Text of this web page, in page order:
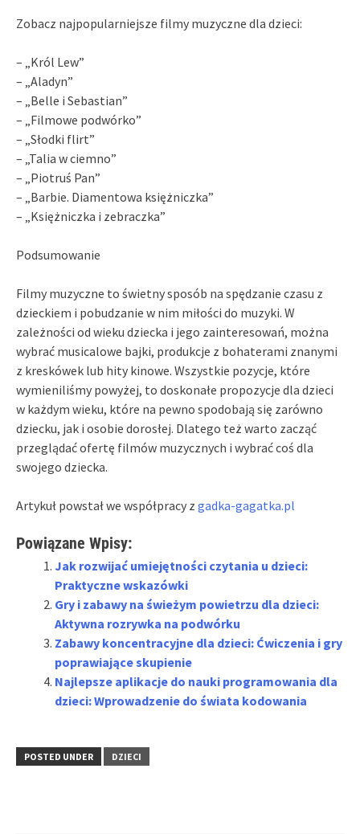
Zobacz najpopularniejsze filmy muzyczne dla dzieci:
– „Król Lew”
– „Aladyn”
– „Belle i Sebastian”
– „Filmowe podwórko”
– „Słodki flirt”
– „Talia w ciemno”
– „Piotruś Pan”
– „Barbie. Diamentowa księżniczka”
– „Księżniczka i zebraczka”
Podsumowanie
Filmy muzyczne to świetny sposób na spędzanie czasu z
dzieckiem i pobudzanie w nim miłości do muzyki. W
zależności od wieku dziecka i jego zainteresowań, można
wybrać musicalowe bajki, produkcje z bohaterami znanymi
z kreskówek lub hity kinowe. Wszystkie pozycje, które
wymieniliśmy powyżej, to doskonałe propozycje dla dzieci
w każdym wieku, które na pewno spodobają się zarówno
dziecku, jak i osobie dorosłej. Dlatego też warto zacząć
przeglądać ofertę filmów muzycznych i wybrać coś dla
swojego dziecka.
Artykuł powstał we współpracy z gadka-gagatka.pl
Powiązane Wpisy:
Jak rozwijać umiejętności czytania u dzieci:
Praktyczne wskazówki
Gry i zabawy na świeżym powietrzu dla dzieci:
Aktywna rozrywka na podwórku
Zabawy koncentracyjne dla dzieci: Ćwiczenia i gry
poprawiające skupienie
Najlepsze aplikacje do nauki programowania dla
dzieci: Wprowadzenie do świata kodowania
POSTED UNDER DZIECI